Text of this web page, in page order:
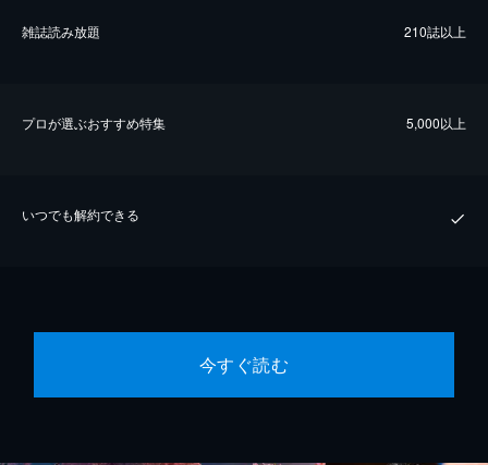
雑誌読み放題 210誌以上
プロが選ぶおすすめ特集 5,000以上
いつでも解約できる
今すぐ読む